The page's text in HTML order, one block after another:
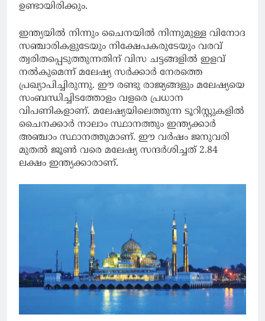
ഉണ്ടായിരിക്കും.
ഇന്ത്യയില്‍ നിന്നും ചൈനയില്‍ നിന്നുമുള്ള വിനോദ
സഞ്ചാരികളുടേയും നിക്ഷേപകരുടേയും വരവ്
ത്വരിതപ്പെടുത്തുന്നതിന് വിസ ചട്ടങ്ങളില്‍ ഇളവ്
നല്‍കുമെന്ന് മലേഷ്യ സര്‍ക്കാര്‍ നേരത്തെ
പ്രഖ്യാപിച്ചിരുന്നു. ഈ രണ്ടു രാജ്യങ്ങളും മലേഷ്യയെ
സംബന്ധിച്ചിടത്തോളം വളരെ പ്രധാന
വിപണികളാണ്. മലേഷ്യയിലെത്തുന്ന ടൂറിസ്റ്റുകളില്‍
ചൈനക്കാര്‍ നാലാം സ്ഥാനത്തും ഇന്ത്യക്കാര്‍
അഞ്ചാം സ്ഥാനത്തുമാണ്. ഈ വര്‍ഷം ജനുവരി
മുതല്‍ ജൂണ്‍ വരെ മലേഷ്യ സന്ദര്‍ശിച്ചത് 2.84
ലക്ഷം ഇന്ത്യക്കാരാണ്.